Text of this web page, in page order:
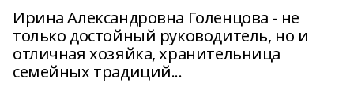
Ирина Александровна Голенцова - не
только достойный руководитель, но и
отличная хозяйка, хранительница
семейных традиций...